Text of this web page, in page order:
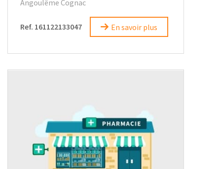
Angoulême Cognac
Ref. 161122133047 En savoir plus